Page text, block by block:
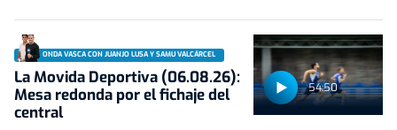
54:50
ONDA VASCA CON JUANJO LUSA Y SAMU VALCÁRCEL
La Movida Deportiva (06.08.26):
Mesa redonda por el fichaje del
central